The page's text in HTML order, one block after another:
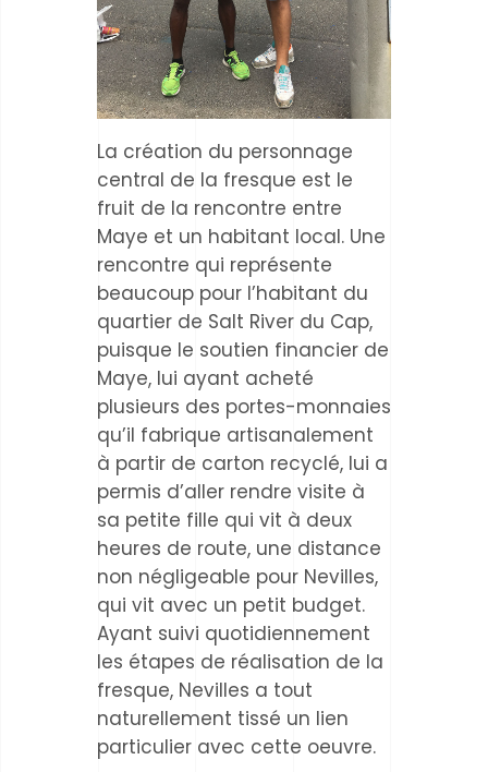
La création du personnage
central de la fresque est le
fruit de la rencontre entre
Maye et un habitant local. Une
rencontre qui représente
beaucoup pour l’habitant du
quartier de Salt River du Cap,
puisque le soutien financier de
Maye, lui ayant acheté
plusieurs des portes-monnaies
qu’il fabrique artisanalement
à partir de carton recyclé, lui a
permis d’aller rendre visite à
sa petite fille qui vit à deux
heures de route, une distance
non négligeable pour Nevilles,
qui vit avec un petit budget.
Ayant suivi quotidiennement
les étapes de réalisation de la
fresque, Nevilles a tout
naturellement tissé un lien
particulier avec cette oeuvre.